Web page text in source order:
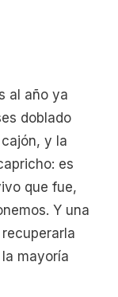
al año ya
doblado
y la
es
que fue,
Y una
mayoría